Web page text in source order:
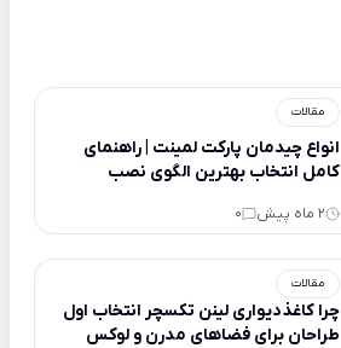
مقالات
انواع چیدمان پارکت لمینت | راهنمای
کامل انتخاب بهترین الگوی نصب
2 ماه پیش 0
مقالات
چرا کاغذدیواری لینن تکسچر انتخاب اول
طراحان برای فضاهای مدرن و لوکس